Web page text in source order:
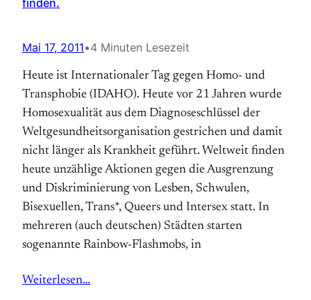
finden.
Mai 17, 2011•4 Minuten Lesezeit
Heute ist Internationaler Tag gegen Homo- und
Transphobie (IDAHO). Heute vor 21 Jahren wurde
Homosexualität aus dem Diagnoseschlüssel der
Weltgesundheitsorganisation gestrichen und damit
nicht länger als Krankheit geführt. Weltweit finden
heute unzählige Aktionen gegen die Ausgrenzung
und Diskriminierung von Lesben, Schwulen,
Bisexuellen, Trans*, Queers und Intersex statt. In
mehreren (auch deutschen) Städten starten
sogenannte Rainbow-Flashmobs, in
Weiterlesen…